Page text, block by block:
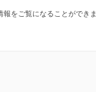
をご覧になることができま